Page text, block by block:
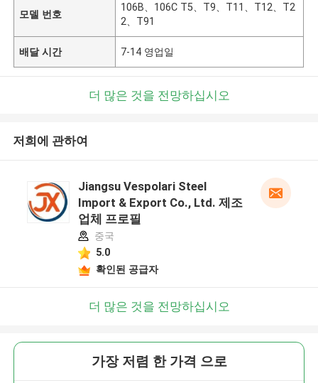
모델 번호
106B、106C T5、T9、T11、T12、T2
2、T91
배달 시간 7-14 영업일
더 많은 것을 전망하십시오
저희에 관하여
Jiangsu Vespolari Steel
Import & Export Co., Ltd. 제조
업체 프로필
중국
5.0
확인된 공급자
더 많은 것을 전망하십시오
가장 저렴 한 가격 으로